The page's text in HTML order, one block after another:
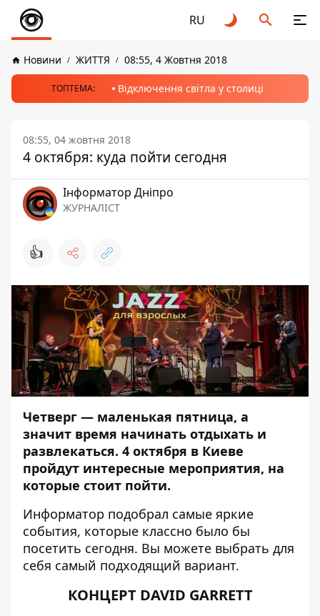
RU
Новини ЖИТТЯ 08:55, 4 Жовтня 2018
ТОПТЕМА: Відключення світла у столиці
08:55, 04 жовтня 2018
4 октября: куда пойти сегодня
Інформатор Дніпро
ЖУРНАЛІСТ
👍
Четверг — маленькая пятница, а
значит время начинать отдыхать и
развлекаться. 4 октября в Киеве
пройдут интересные мероприятия, на
которые стоит пойти.
Информатор подобрал самые яркие
события, которые классно было бы
посетить сегодня. Вы можете выбрать для
себя самый подходящий вариант.
КОНЦЕРТ DAVID GARRETT